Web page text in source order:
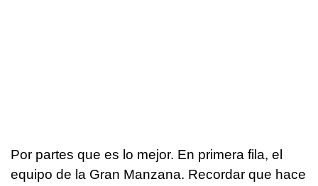
Por partes que es lo mejor. En primera fila, el
equipo de la Gran Manzana. Recordar que hace